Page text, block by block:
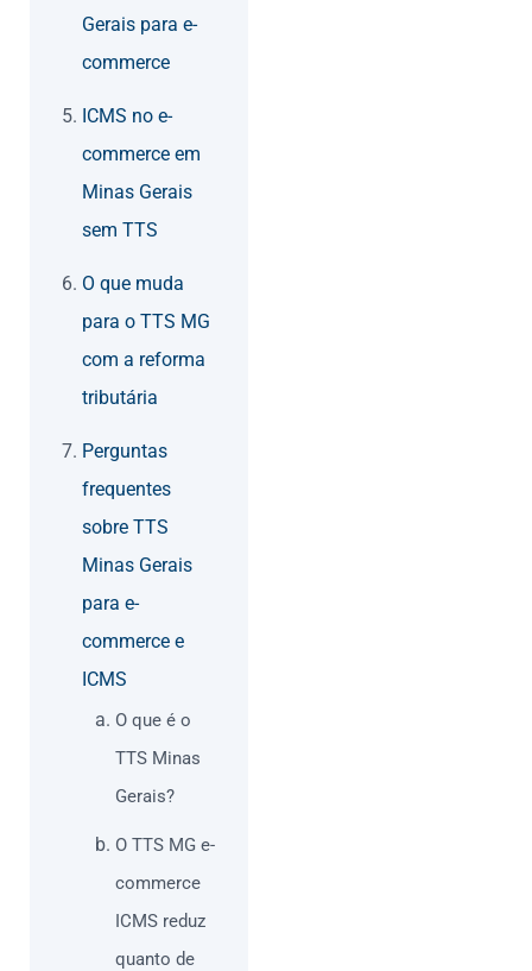
Gerais para e-
commerce
ICMS no e-
commerce em
Minas Gerais
sem TTS
O que muda
para o TTS MG
com a reforma
tributária
Perguntas
frequentes
sobre TTS
Minas Gerais
para e-
commerce e
ICMS
O que é o
TTS Minas
Gerais?
O TTS MG e-
commerce
ICMS reduz
quanto de